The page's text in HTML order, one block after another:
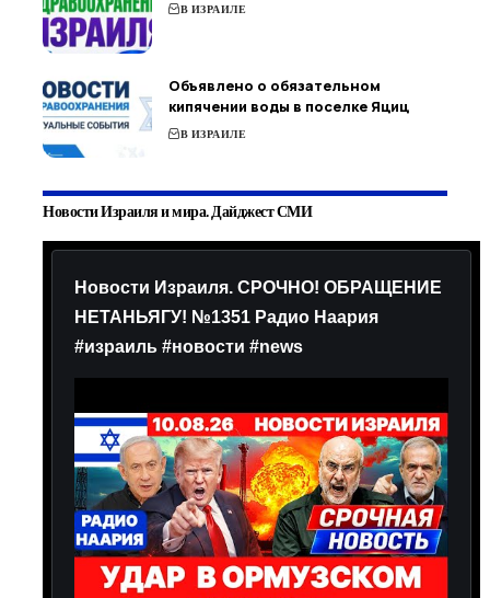
В ИЗРАИЛЕ
Объявлено о обязательном
кипячении воды в поселке Яциц
В ИЗРАИЛЕ
Новости Израиля и мира. Дайджест СМИ